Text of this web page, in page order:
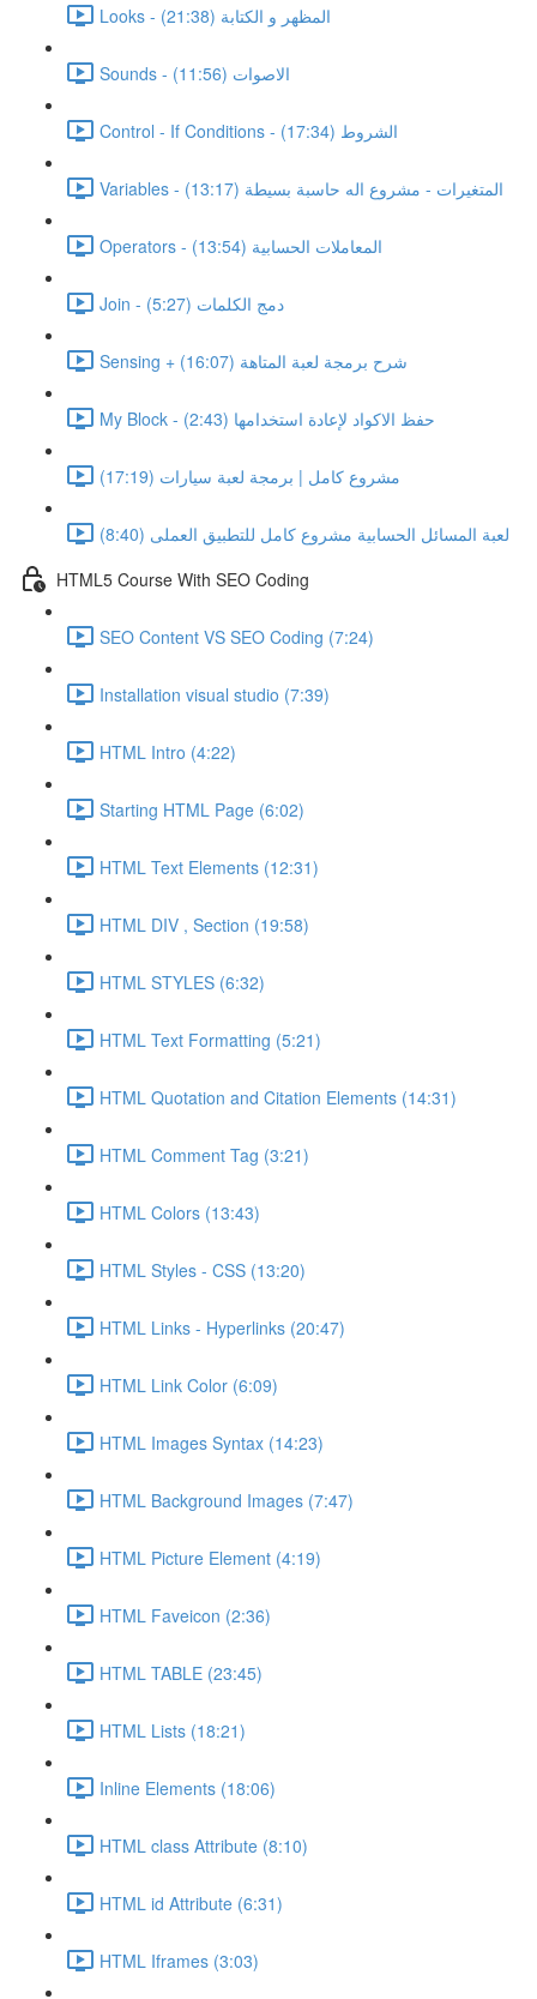
Looks - المظهر و الكتابة (21:38)
Sounds - الاصوات (11:56)
Control - If Conditions - الشروط (17:34)
Variables - المتغيرات - مشروع اله حاسبة بسيطة (13:17)
Operators - المعاملات الحسابية (13:54)
Join - دمج الكلمات (5:27)
Sensing + شرح برمجة لعبة المتاهة (16:07)
My Block - حفظ الاكواد لإعادة استخدامها (2:43)
مشروع كامل | برمجة لعبة سيارات (17:19)
لعبة المسائل الحسابية مشروع كامل للتطبيق العملى (8:40)
HTML5 Course With SEO Coding
SEO Content VS SEO Coding (7:24)
Installation visual studio (7:39)
HTML Intro (4:22)
Starting HTML Page (6:02)
HTML Text Elements (12:31)
HTML DIV , Section (19:58)
HTML STYLES (6:32)
HTML Text Formatting (5:21)
HTML Quotation and Citation Elements (14:31)
HTML Comment Tag (3:21)
HTML Colors (13:43)
HTML Styles - CSS (13:20)
HTML Links - Hyperlinks (20:47)
HTML Link Color (6:09)
HTML Images Syntax (14:23)
HTML Background Images (7:47)
HTML Picture Element (4:19)
HTML Faveicon (2:36)
HTML TABLE (23:45)
HTML Lists (18:21)
Inline Elements (18:06)
HTML class Attribute (8:10)
HTML id Attribute (6:31)
HTML Iframes (3:03)